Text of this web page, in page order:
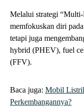
Melalui strategi
memfokuskan diri
tetapi juga
hybrid (PHEV), fuel
(FFV).
Baca juga: Mobil
Perkembangannya?